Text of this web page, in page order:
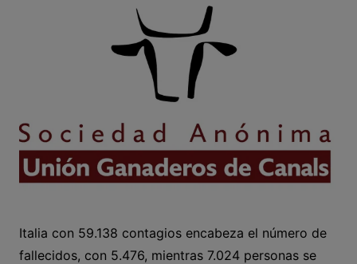
Italia con 59.138 contagios encabeza el número de
fallecidos, con 5.476, mientras 7.024 personas se